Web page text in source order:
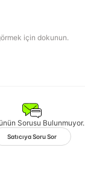
için dokunun.
Sorusu Bulunmuyor.
Satıcıya Soru Sor